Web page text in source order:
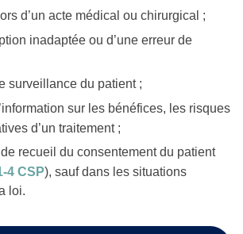
d’un acte médical ou chirurgical ;
inadaptée ou d’une erreur de
surveillance du patient ;
sur les bénéfices, les risques
d’un traitement ;
recueil du consentement du patient
4 CSP), sauf dans les situations
loi.